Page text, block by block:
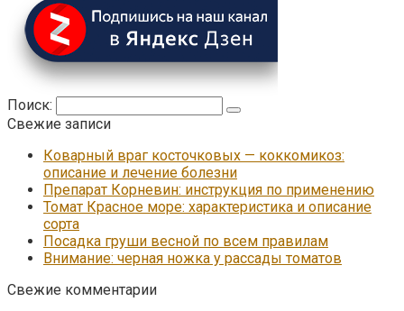
Поиск:
Свежие записи
Коварный враг косточковых — коккомикоз:
описание и лечение болезни
Препарат Корневин: инструкция по применению
Томат Красное море: характеристика и описание
сорта
Посадка груши весной по всем правилам
Внимание: черная ножка у рассады томатов
Свежие комментарии